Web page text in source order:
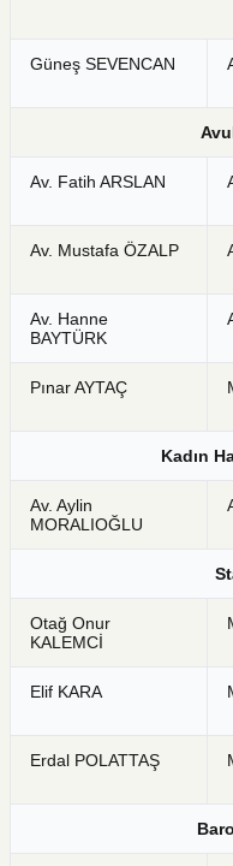
Güneş SEVENCAN
Av. Fatih ARSLAN
Av. Mustafa ÖZALP
Av. Hanne
BAYTÜRK
Pınar AYTAÇ
Kadın
Av. Aylin
MORALIOĞLU
Otağ Onur
KALEMCİ
Elif KARA
Erdal POLATTAŞ